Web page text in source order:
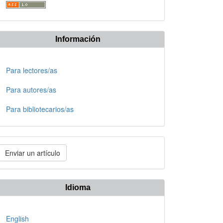
Información
Para lectores/as
Para autores/as
Para bibliotecarios/as
Enviar un artículo
Idioma
English